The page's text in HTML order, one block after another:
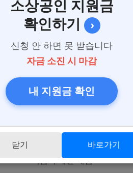
다. 2026년부터 신용회복위원회
지 반드시 확인해야 합니다.
우산 도약지원금 대상 채무조정 유형 비
매입형
새출발기금(캠코)
기금이 채권 매입
소상공인 지원금
확인하기
›
신청 안 하면 못 받습니다
자금 소진 시 마감
내 지원금 확인
닫기 바로가기